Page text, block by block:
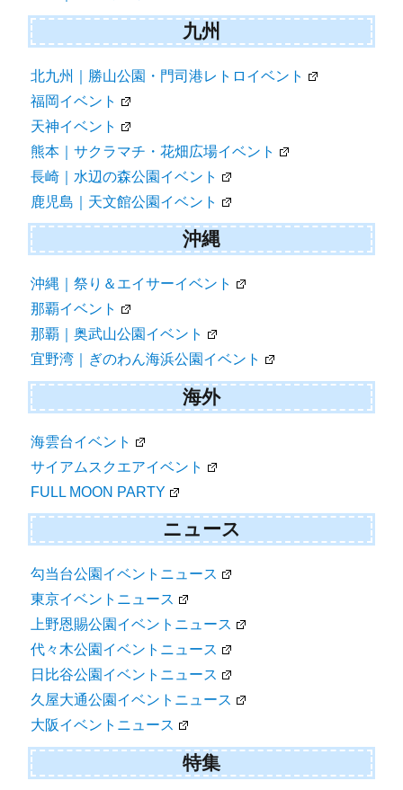
九州
北九州｜勝山公園・門司港レトロイベント
福岡イベント
天神イベント
熊本｜サクラマチ・花畑広場イベント
長崎｜水辺の森公園イベント
鹿児島｜天文館公園イベント
沖縄
沖縄｜祭り＆エイサーイベント
那覇イベント
那覇｜奥武山公園イベント
宜野湾｜ぎのわん海浜公園イベント
海外
海雲台イベント
サイアムスクエアイベント
FULL MOON PARTY
ニュース
勾当台公園イベントニュース
東京イベントニュース
上野恩賜公園イベントニュース
代々木公園イベントニュース
日比谷公園イベントニュース
久屋大通公園イベントニュース
大阪イベントニュース
特集